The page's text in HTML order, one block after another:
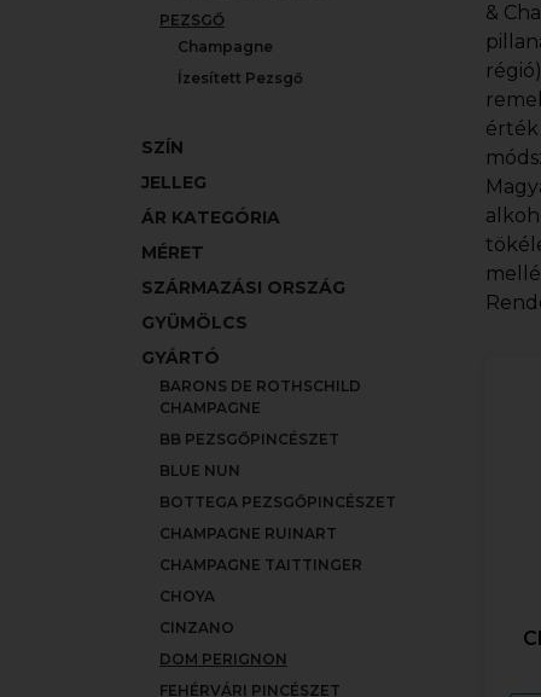
PEZSGŐ
Champagne
Ízesített Pezsgő
SZÍN
JELLEG
ÁR KATEGÓRIA
MÉRET
SZÁRMAZÁSI ORSZÁG
GYÜMÖLCS
GYÁRTÓ
BARONS DE ROTHSCHILD
CHAMPAGNE
BB PEZSGŐPINCÉSZET
BLUE NUN
BOTTEGA PEZSGŐPINCÉSZET
CHAMPAGNE RUINART
CHAMPAGNE TAITTINGER
CHOYA
CINZANO
DOM PERIGNON
FEHÉRVÁRI PINCÉSZET
&
érték